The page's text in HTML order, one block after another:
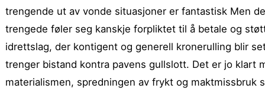
trengende ut av vonde situasjoner er fantastisk Men
trengede føler seg kanskje forpliktet til å betale og
idrettslag, der kontigent og generell kronerulling blir
trenger bistand kontra pavens gullslott. Det er jo klart
materialismen, spredningen av frykt og maktmissbruk